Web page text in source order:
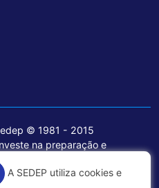
© 1981 - 2015
na preparação e
aquisição de tecnologia de
de serviços voltados
A SEDEP utiliza cookies e